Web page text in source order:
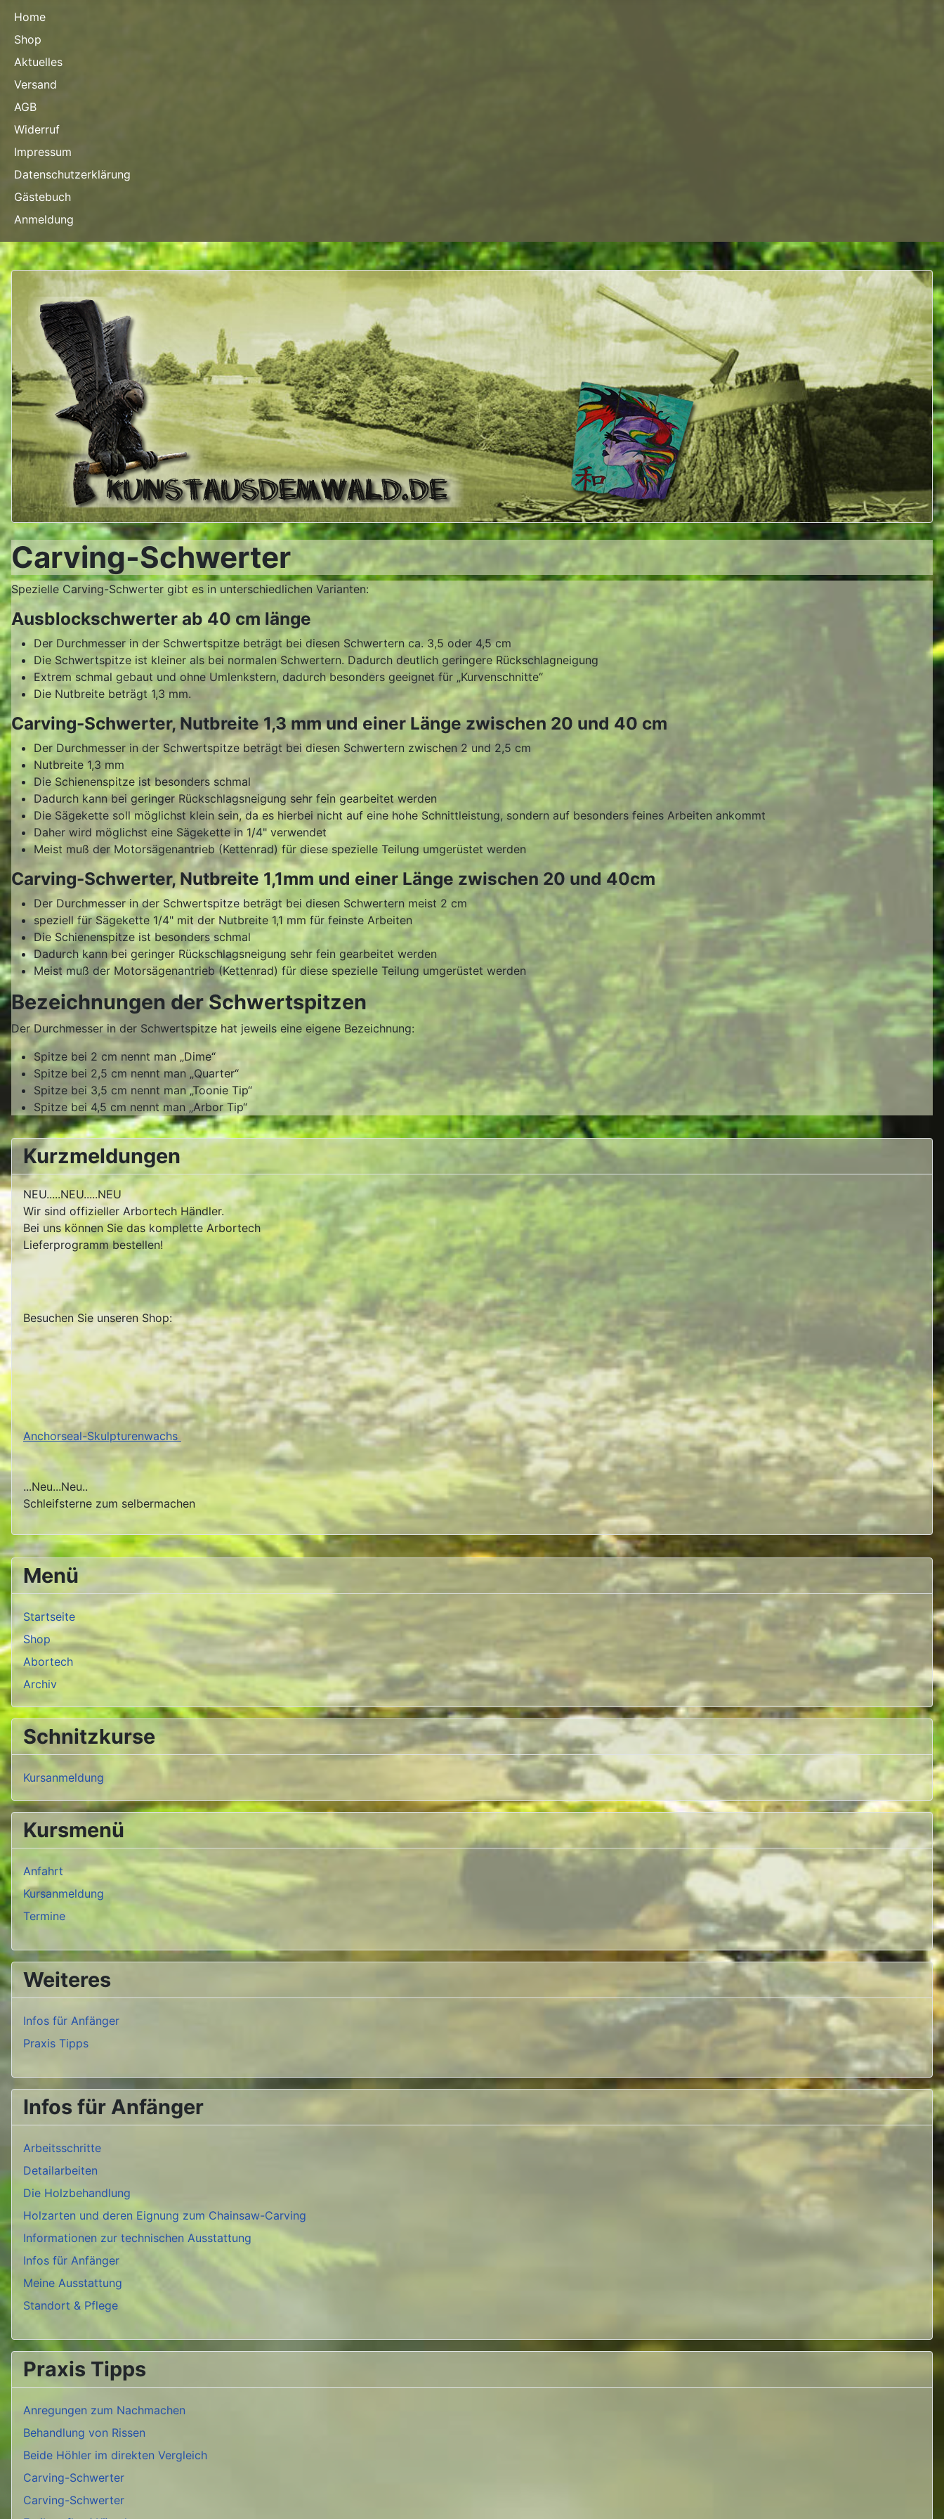
Home
Shop
Aktuelles
Versand
AGB
Widerruf
Impressum
Datenschutzerklärung
Gästebuch
Anmeldung
Menü
Startseite
Shop
Abortech
Archiv
Schnitzkurse
Kursanmeldung
Kursmenü
Anfahrt
Kursanmeldung
Termine
Weiteres
Infos für Anfänger
Praxis Tipps
Infos für Anfänger
Arbeitsschritte
Detailarbeiten
Die Holzbehandlung
Holzarten und deren Eignung zum Chainsaw-Carving
Informationen zur technischen Ausstattung
Infos für Anfänger
Meine Ausstattung
Standort & Pflege
Praxis Tipps
Anregungen zum Nachmachen
Behandlung von Rissen
Beide Höhler im direkten Vergleich
Carving-Schwerter
Carving-Schwerter
Carving-Schwerter
Spezielle Carving-Schwerter gibt es in unterschiedlichen Varianten:
Ausblockschwerter ab 40 cm länge
Der Durchmesser in der Schwertspitze beträgt bei diesen Schwertern ca. 3,5 oder 4,5 cm
Die Schwertspitze ist kleiner als bei normalen Schwertern. Dadurch deutlich geringere Rückschlagneigung
Extrem schmal gebaut und ohne Umlenkstern, dadurch besonders geeignet für „Kurvenschnitte“
Die Nutbreite beträgt 1,3 mm.
Carving-Schwerter, Nutbreite 1,3 mm und einer Länge zwischen 20 und 40 cm
Der Durchmesser in der Schwertspitze beträgt bei diesen Schwertern zwischen 2 und 2,5 cm
Nutbreite 1,3 mm
Die Schienenspitze ist besonders schmal
Dadurch kann bei geringer Rückschlagsneigung sehr fein gearbeitet werden
Die Sägekette soll möglichst klein sein, da es hierbei nicht auf eine hohe Schnittleistung, sondern auf besonders feines Arbeiten ankommt
Daher wird möglichst eine Sägekette in 1/4" verwendet
Meist muß der Motorsägenantrieb (Kettenrad) für diese spezielle Teilung umgerüstet werden
Carving-Schwerter, Nutbreite 1,1mm und einer Länge zwischen 20 und 40cm
Der Durchmesser in der Schwertspitze beträgt bei diesen Schwertern meist 2 cm
speziell für Sägekette 1/4" mit der Nutbreite 1,1 mm für feinste Arbeiten
Die Schienenspitze ist besonders schmal
Dadurch kann bei geringer Rückschlagsneigung sehr fein gearbeitet werden
Meist muß der Motorsägenantrieb (Kettenrad) für diese spezielle Teilung umgerüstet werden
Bezeichnungen der Schwertspitzen
Der Durchmesser in der Schwertspitze hat jeweils eine eigene Bezeichnung:
Spitze bei 2 cm nennt man „Dime“
Spitze bei 2,5 cm nennt man „Quarter“
Spitze bei 3,5 cm nennt man „Toonie Tip“
Spitze bei 4,5 cm nennt man „Arbor Tip“
Kurzmeldungen
NEU.....NEU.....NEU
Wir sind offizieller Arbortech Händler.
Bei uns können Sie das komplette Arbortech
Lieferprogramm bestellen!
Besuchen Sie unseren Shop:
Anchorseal-Skulpturenwachs
...Neu...Neu..
Schleifsterne zum selbermachen